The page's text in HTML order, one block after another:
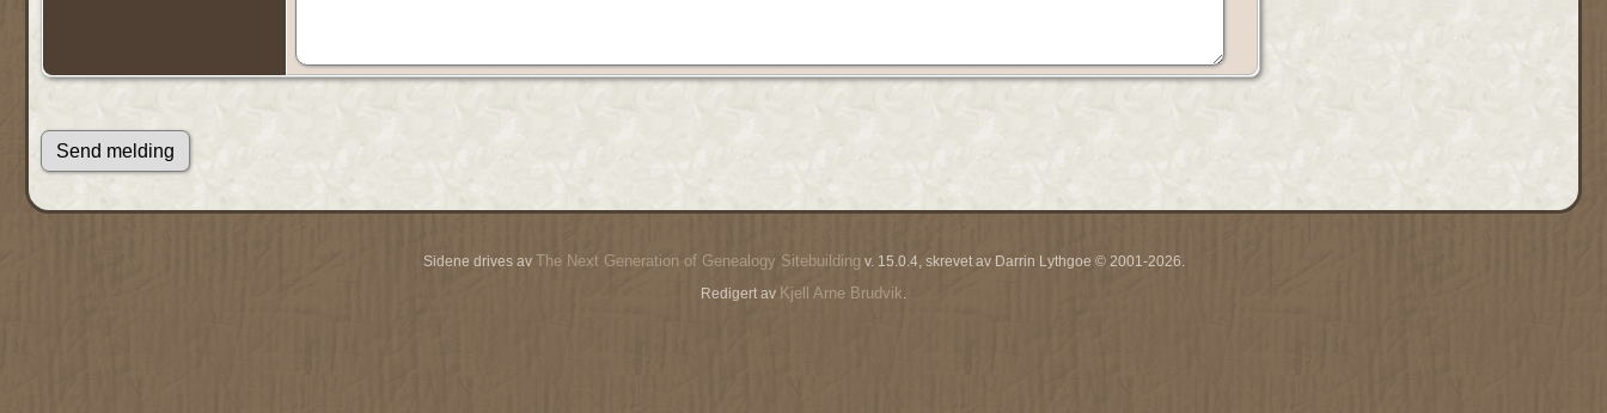
Sidene drives av The Next Generation of Genealogy Sitebuilding v. 15.0.4, skrevet av Darrin Lythgoe © 2001-2026.
Redigert av Kjell Arne Brudvik.